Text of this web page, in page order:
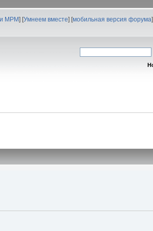
МРМ] [Умнеем вместе] [мобильная версия форума]